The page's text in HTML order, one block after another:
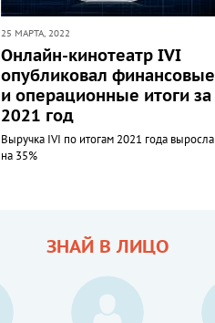
25 МАРТА, 2022
Онлайн-кинотеатр IVI
опубликовал финансовые
и операционные итоги за
2021 год
Выручка IVI по итогам 2021 года выросла
на 35%
ЗНАЙ В ЛИЦО